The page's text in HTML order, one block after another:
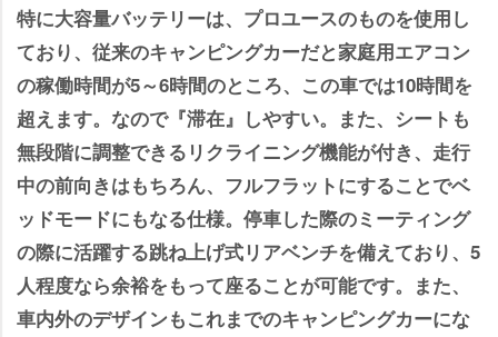
特に大容量バッテリーは、プロユースのものを使用し
ており、従来のキャンピングカーだと家庭用エアコン
の稼働時間が5～6時間のところ、この車では10時間を
超えます。なので『滞在』しやすい。また、シートも
無段階に調整できるリクライニング機能が付き、走行
中の前向きはもちろん、フルフラットにすることでベ
ッドモードにもなる仕様。停車した際のミーティング
の際に活躍する跳ね上げ式リアベンチを備えており、5
人程度なら余裕をもって座ることが可能です。また、
車内外のデザインもこれまでのキャンピングカーにな